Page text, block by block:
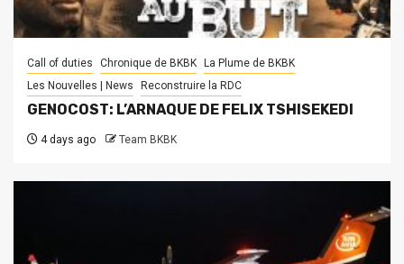
Call of duties Chronique de BKBK
La Plume de BKBK
Les Nouvelles | News
Reconstruire la RDC
GENOCOST: L’ARNAQUE DE FELIX TSHISEKEDI
4 days ago Team BKBK